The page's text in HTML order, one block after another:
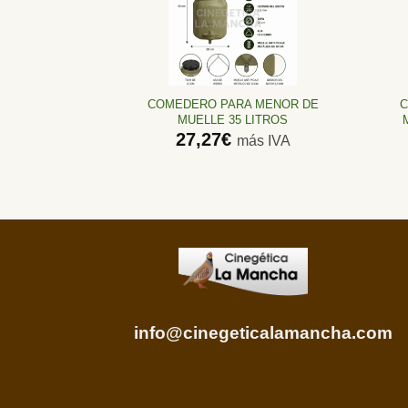
Añadir
a la
lista de
deseos
COMEDERO PARA MENOR DE
MUELLE 35 LITROS
27,27€ más IVA
info@cinegeticalamancha.com